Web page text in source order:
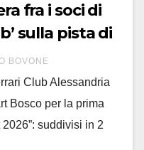
fra i soci di
sulla pista di
BOVONE
Club Alessandria
Bosco per la prima
suddivisi in 2